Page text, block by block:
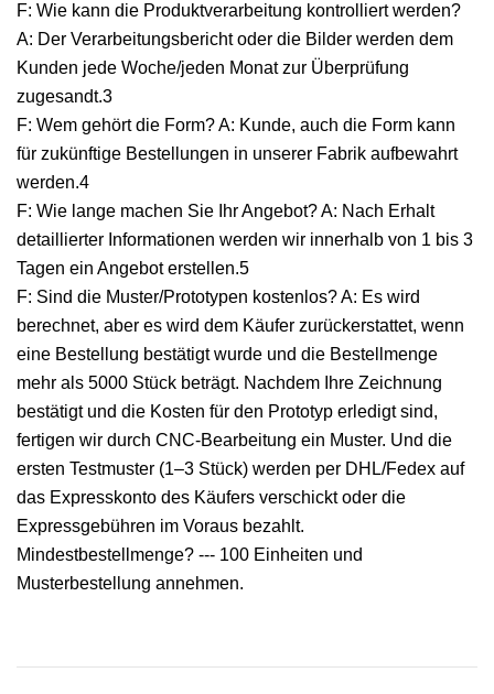
F: Wie kann die Produktverarbeitung kontrolliert werden?
A: Der Verarbeitungsbericht oder die Bilder werden dem
Kunden jede Woche/jeden Monat zur Überprüfung
zugesandt.3
F: Wem gehört die Form? A: Kunde, auch die Form kann
für zukünftige Bestellungen in unserer Fabrik aufbewahrt
werden.4
F: Wie lange machen Sie Ihr Angebot? A: Nach Erhalt
detaillierter Informationen werden wir innerhalb von 1 bis 3
Tagen ein Angebot erstellen.5
F: Sind die Muster/Prototypen kostenlos? A: Es wird
berechnet, aber es wird dem Käufer zurückerstattet, wenn
eine Bestellung bestätigt wurde und die Bestellmenge
mehr als 5000 Stück beträgt. Nachdem Ihre Zeichnung
bestätigt und die Kosten für den Prototyp erledigt sind,
fertigen wir durch CNC-Bearbeitung ein Muster. Und die
ersten Testmuster (1–3 Stück) werden per DHL/Fedex auf
das Expresskonto des Käufers verschickt oder die
Expressgebühren im Voraus bezahlt.
Mindestbestellmenge? --- 100 Einheiten und
Musterbestellung annehmen.